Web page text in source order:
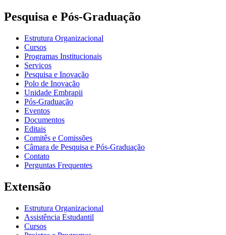
Pesquisa e Pós-Graduação
Estrutura Organizacional
Cursos
Programas Institucionais
Serviços
Pesquisa e Inovação
Polo de Inovação
Unidade Embrapii
Pós-Graduação
Eventos
Documentos
Editais
Comitês e Comissões
Câmara de Pesquisa e Pós-Graduação
Contato
Perguntas Frequentes
Extensão
Estrutura Organizacional
Assistência Estudantil
Cursos